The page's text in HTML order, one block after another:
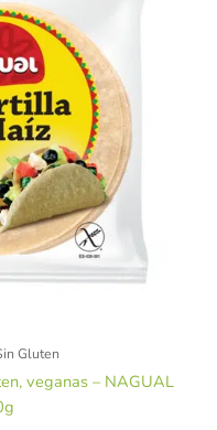
Gluten
veganas – NAGUAL